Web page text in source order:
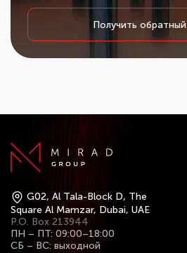
Получить
G02, Al Tala-Block D, The
Square Al Mamzar, Dubai, UAE
P.O. Box 213944
ПН – ПТ: 09:00–18:00
СБ – ВС: выходной